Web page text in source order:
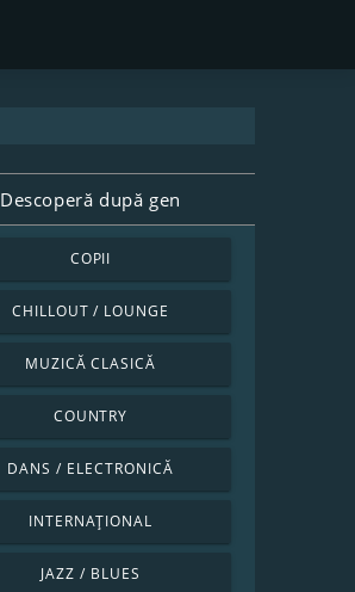
Descoperă după gen
COPII
CHILLOUT / LOUNGE
MUZICĂ CLASICĂ
COUNTRY
DANS / ELECTRONICĂ
INTERNAȚIONAL
JAZZ / BLUES